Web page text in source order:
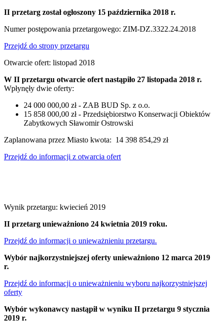
II przetarg został ogłoszony 15 października 2018 r.
Numer postępowania przetargowego: ZIM-DZ.3322.24.2018
Przejdź do strony przetargu
Otwarcie ofert: listopad 2018
W II przetargu otwarcie ofert nastąpiło 27 listopada 2018 r.
Wpłynęły dwie oferty:
24 000 000,00 zł - ZAB BUD Sp. z o.o.
15 858 000,00 zł - Przedsiębiorstwo Konserwacji Obiektów
Zabytkowych Sławomir Ostrowski
Zaplanowana przez Miasto kwota: 14 398 854,29 zł
Przejdź do informacji z otwarcia ofert
Wynik przetargu: kwiecień 2019
II przetarg unieważniono 24 kwietnia 2019 roku.
Przejdź do informacji o unieważnieniu przetargu.
Wybór najkorzystniejszej oferty unieważniono 12 marca 2019
r.
Przejdź do informacji o unieważnieniu wyboru najkorzystniejszej
oferty
Wybór wykonawcy nastąpił w wyniku II przetargu 9 stycznia
2019 r.